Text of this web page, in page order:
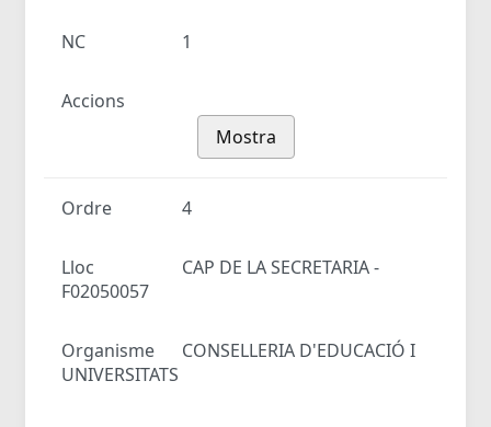
NC 1
Accions
Mostra
Ordre 4
Lloc
CAP DE LA SECRETARIA -
F02050057
Organisme
CONSELLERIA D'EDUCACIÓ I
UNIVERSITATS